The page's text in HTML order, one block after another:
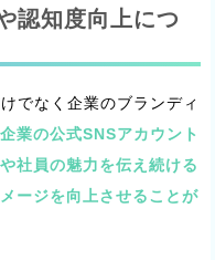
認知度向上につ
でなく企業のブランディ
企業の公式SNSアカウント
社員の魅力を伝え続ける
ージを向上させることが